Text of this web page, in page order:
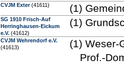
CVJM Exter(41611) (1)
SG 1910 Frisch-Auf
Herringhausen-Eickum
e.V. (41612)
(1)
CVJM Wehrendorf e.V.
(41613)
(1) Weser-
Prof.-